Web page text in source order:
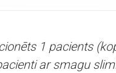
1 pacients
ar smagu